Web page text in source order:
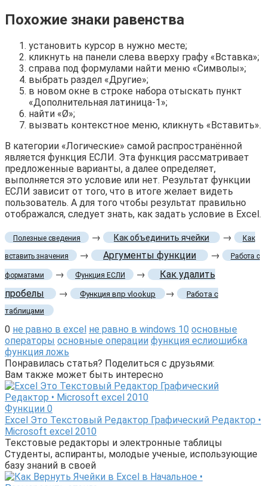
Похожие знаки равенства
установить курсор в нужно месте;
кликнуть на панели слева вверху графу «Вставка»;
справа под формулами найти меню «Символы»;
выбрать раздел «Другие»;
в новом окне в строке набора отыскать пункт
«Дополнительная латиница-1»;
найти «Ø»;
вызвать контекстное меню, кликнуть «Вставить».
В категории «Логические» самой распространённой
является функция ЕСЛИ. Эта функция рассматривает
предложенные варианты, а далее определяет,
выполняется это условие или нет. Результат функции
ЕСЛИ зависит от того, что в итоге желает видеть
пользователь. А для того чтобы результат правильно
отображался, следует знать, как задать условие в Excel.
Полезные сведения → Как объединить ячейки → Как
вставить значения → Аргументы функции → Работа с
форматами → Функция ЕСЛИ →
Как удалить
пробелы
→ Функция впр vlookup →
Работа с
таблицами
0 не равно в excel не равно в windows 10 основные
операторы основные операции функция еслиошибка
функция ложь
Понравилась статья? Поделиться с друзьями:
Вам также может быть интересно
Функции 0
Excel Это Текстовый Редактор Графический Редактор •
Microsoft excel 2010
Текстовые редакторы и электронные таблицы
Студенты, аспиранты, молодые ученые, использующие
базу знаний в своей